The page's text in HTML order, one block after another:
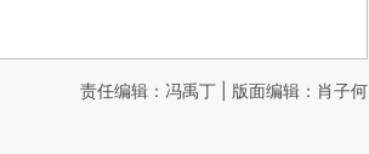
责任编辑：冯禹丁 | 版面编辑：肖子何